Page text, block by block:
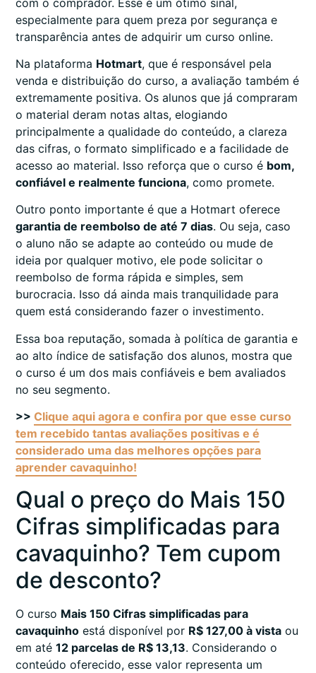
especialmente para quem preza por segurança e
transparência antes de adquirir um curso online.
Na plataforma Hotmart, que é responsável pela
venda e distribuição do curso, a avaliação também é
extremamente positiva. Os alunos que já compraram
o material deram notas altas, elogiando
principalmente a qualidade do conteúdo, a clareza
das cifras, o formato simplificado e a facilidade de
acesso ao material. Isso reforça que o curso é bom,
confiável e realmente funciona, como promete.
Outro ponto importante é que a Hotmart oferece
garantia de reembolso de até 7 dias. Ou seja, caso
o aluno não se adapte ao conteúdo ou mude de
ideia por qualquer motivo, ele pode solicitar o
reembolso de forma rápida e simples, sem
burocracia. Isso dá ainda mais tranquilidade para
quem está considerando fazer o investimento.
Essa boa reputação, somada à política de garantia e
ao alto índice de satisfação dos alunos, mostra que
o curso é um dos mais confiáveis e bem avaliados
no seu segmento.
>> Clique aqui agora e confira por que esse curso
tem recebido tantas avaliações positivas e é
considerado uma das melhores opções para
aprender cavaquinho!
Qual o preço do Mais 150
Cifras simplificadas para
cavaquinho? Tem cupom
de desconto?
O curso Mais 150 Cifras simplificadas para
cavaquinho está disponível por R$ 127,00 à vista ou
em até 12 parcelas de R$ 13,13. Considerando o
conteúdo oferecido, esse valor representa um